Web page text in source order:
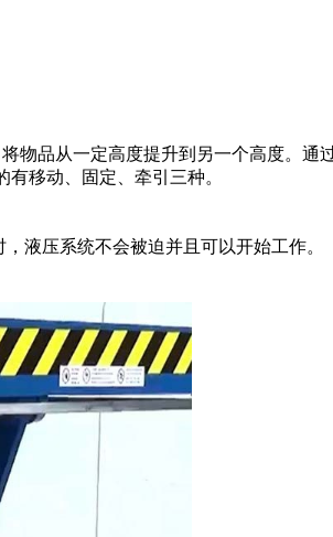
物品从一定高度提升到另一个高度。通
移动、固定、牵引三种。
液压系统不会被迫并且可以开始工作。